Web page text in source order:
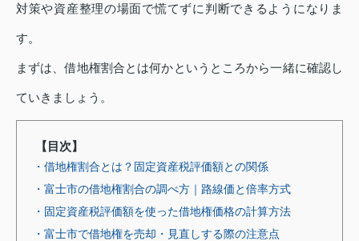
対策や資産整理の場面で慌てずに判断できるようになりま
す。
まずは、借地権割合とは何かというところから一緒に確認し
ていきましょう。
【目次】
・借地権割合とは？固定資産税評価額との関係
・富士市の借地権割合の調べ方｜路線価と倍率方式
・固定資産税評価額を使った借地権価格の計算方法
・富士市で借地権を売却・見直しする際の注意点